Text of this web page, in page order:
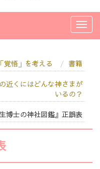
覚悟」を考える 書籍
近くにはどんな神さまが
いるの？
博士の神社図鑑』正誤表